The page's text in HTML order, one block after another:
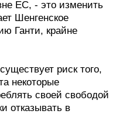
ЕС, - это изменить
Шенгенское
Ганти, крайне
риск того,
некоторые
своей свободой
отказывать в